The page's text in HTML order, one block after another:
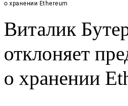
о хранении Ethereum
Виталик
отклоняет
о хранении